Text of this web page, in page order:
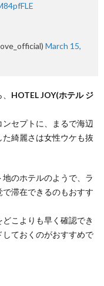
March 15,
HOTEL JOY(ホテル ジ
セプトに、まるで海辺
綺麗さは女性ウケも抜
のホテルのようで、ラ
滞在できるのもおすす
こよりも早く確認でき
ておくのがおすすめで